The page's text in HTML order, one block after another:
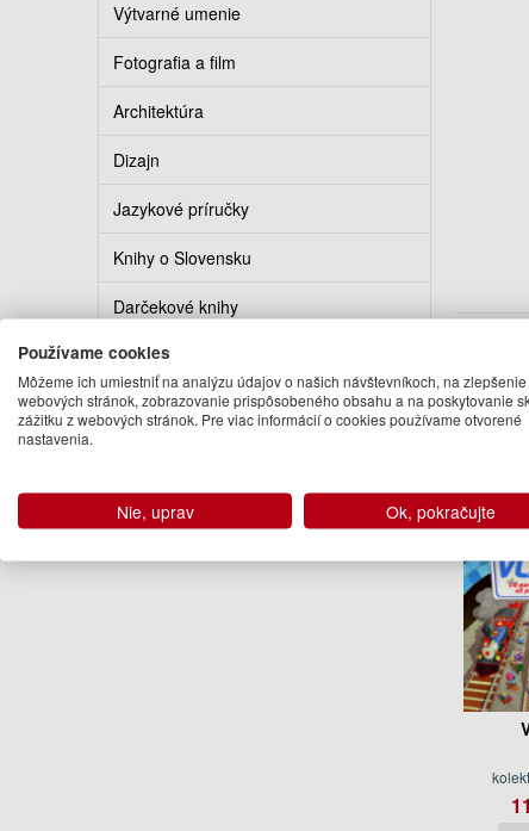
Výtvarné umenie
Fotografia a film
Architektúra
Dizajn
Jazykové príručky
Knihy o Slovensku
Darčekové knihy
Kalendáre a diáre
Knihy v cudzom jazyku
Ďalšie
Používame cookies
Môžeme ich umiestniť na analýzu údajov o našich návštevníkoch, na
webových stránok, zobrazovanie prispôsobeného obsahu a na poskytovanie
zážitku z webových stránok. Pre viac informácií o cookies používame otvorené
nastavenia.
Nie, uprav Ok, pokračujte